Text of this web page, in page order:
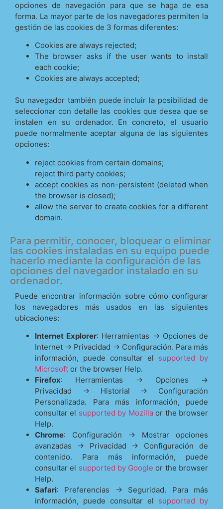
opciones de navegación para que se haga de esa
forma. La mayor parte de los navegadores permiten la
gestión de las cookies de 3 formas diferentes:
Cookies are always rejected;
The browser asks if the user wants to install
each cookie;
Cookies are always accepted;
Su navegador también puede incluir la posibilidad de
seleccionar con detalle las cookies que desea que se
instalen en su ordenador. En concreto, el usuario
puede normalmente aceptar alguna de las siguientes
opciones:
reject cookies from certain domains;
reject third party cookies;
accept cookies as non-persistent (deleted when
the browser is closed);
allow the server to create cookies for a different
domain.
Para permitir, conocer, bloquear o eliminar
las cookies instaladas en su equipo puede
hacerlo mediante la configuración de las
opciones del navegador instalado en su
ordenador.
Puede encontrar información sobre cómo configurar
los navegadores más usados en las siguientes
ubicaciones:
Internet Explorer: Herramientas -> Opciones de
Internet -> Privacidad -> Configuración. Para más
información, puede consultar el supported by
Microsoft or the browser Help.
Firefox: Herramientas -> Opciones ->
Privacidad -> Historial -> Configuración
Personalizada. Para más información, puede
consultar el supported by Mozillaor the browser
Help.
Chrome: Configuración -> Mostrar opciones
avanzadas -> Privacidad -> Configuración de
contenido. Para más información, puede
consultar el supported by Google or the browser
Help.
Safari: Preferencias -> Seguridad. Para más
información, puede consultar el supported by